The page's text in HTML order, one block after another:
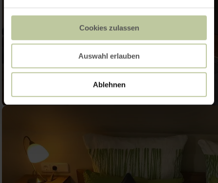
Cookies zulassen
Auswahl erlauben
Ablehnen